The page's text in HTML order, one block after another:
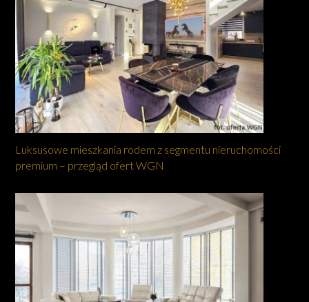
Luksusowe mieszkania rodem z segmentu nieruchomości
premium – przegląd ofert WGN